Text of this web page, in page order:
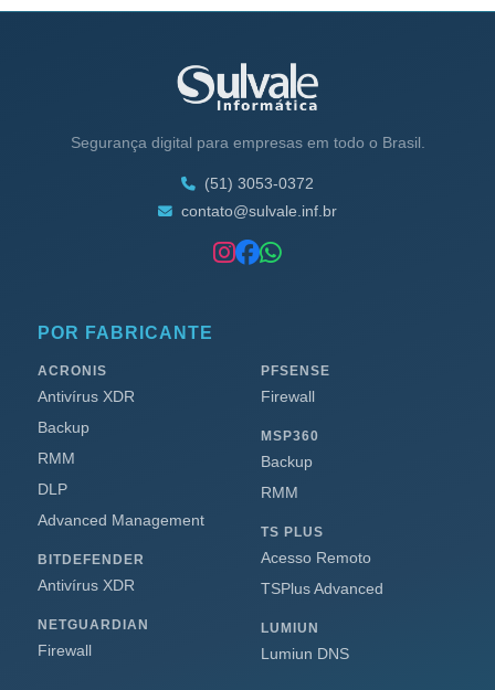
Segurança digital para empresas em todo o Brasil.
(51) 3053-0372
contato@sulvale.inf.br
POR FABRICANTE
ACRONIS
Antivírus XDR
Backup
RMM
DLP
Advanced Management
BITDEFENDER
Antivírus XDR
NETGUARDIAN
Firewall
PFSENSE
Firewall
MSP360
Backup
RMM
TS PLUS
Acesso Remoto
TSPlus Advanced
LUMIUN
Lumiun DNS